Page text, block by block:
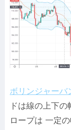
ボリンジャーバ
ドは線の上下
ロープは 一定